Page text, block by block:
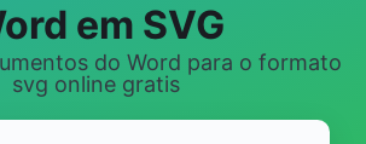
em SVG
do Word para o formato
svg online gratis